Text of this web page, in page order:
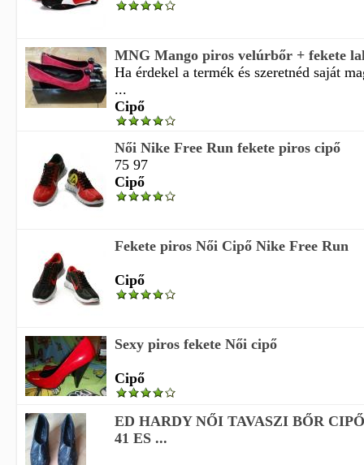
MNG Mango piros velúrbőr + fekete
Ha érdekel a termék és szeretnéd saját
...
Cipő
Női Nike Free Run fekete piros cipő
75 97
Cipő
Fekete piros Női Cipő Nike Free Run
Cipő
Sexy piros fekete Női cipő
Cipő
ED HARDY NŐI TAVASZI BŐR
41 ES ...